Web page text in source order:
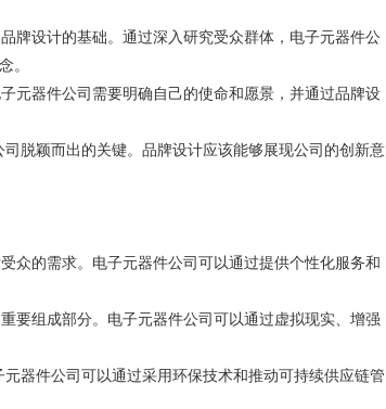
牌设计的基础。通过深入研究受众群体，电子元器件公
。
元器件公司需要明确自己的使命和愿景，并通过品牌设
脱颖而出的关键。品牌设计应该能够展现公司的创新意
众的需求。电子元器件公司可以通过提供个性化服务和
要组成部分。电子元器件公司可以通过虚拟现实、增强
器件公司可以通过采用环保技术和推动可持续供应链管